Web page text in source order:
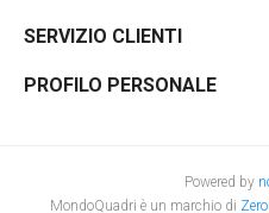
SERVIZIO CLIENTI
PROFILO PERSONALE
Powered by
MondoQuadri è un marchio di